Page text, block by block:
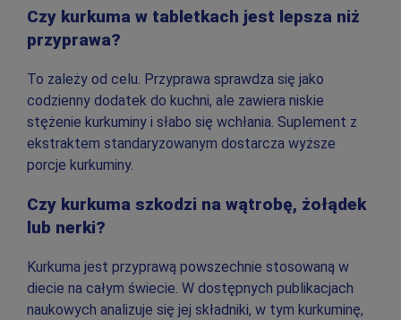
Czy kurkuma w tabletkach jest lepsza niż
przyprawa?
To zależy od celu. Przyprawa sprawdza się jako
codzienny dodatek do kuchni, ale zawiera niskie
stężenie kurkuminy i słabo się wchłania. Suplement z
ekstraktem standaryzowanym dostarcza wyższe
porcje kurkuminy.
Czy kurkuma szkodzi na wątrobę, żołądek
lub nerki?
Kurkuma jest przyprawą powszechnie stosowaną w
diecie na całym świecie. W dostępnych publikacjach
naukowych analizuje się jej składniki, w tym kurkuminę,